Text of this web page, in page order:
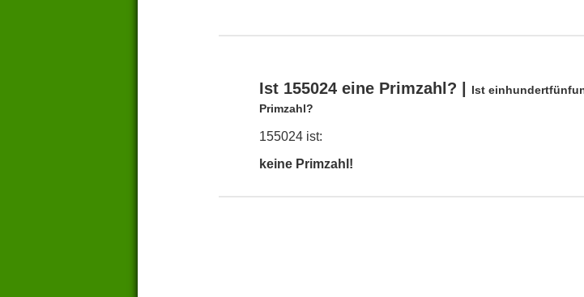
Ist 155024 eine Primzahl? |
Ist
Primzahl?
155024 ist:
keine Primzahl!